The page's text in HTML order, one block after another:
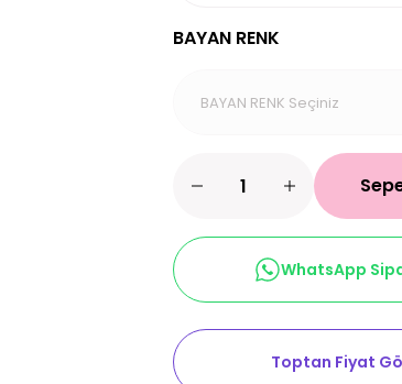
BAYAN RENK
WhatsApp
Toptan Fiyat